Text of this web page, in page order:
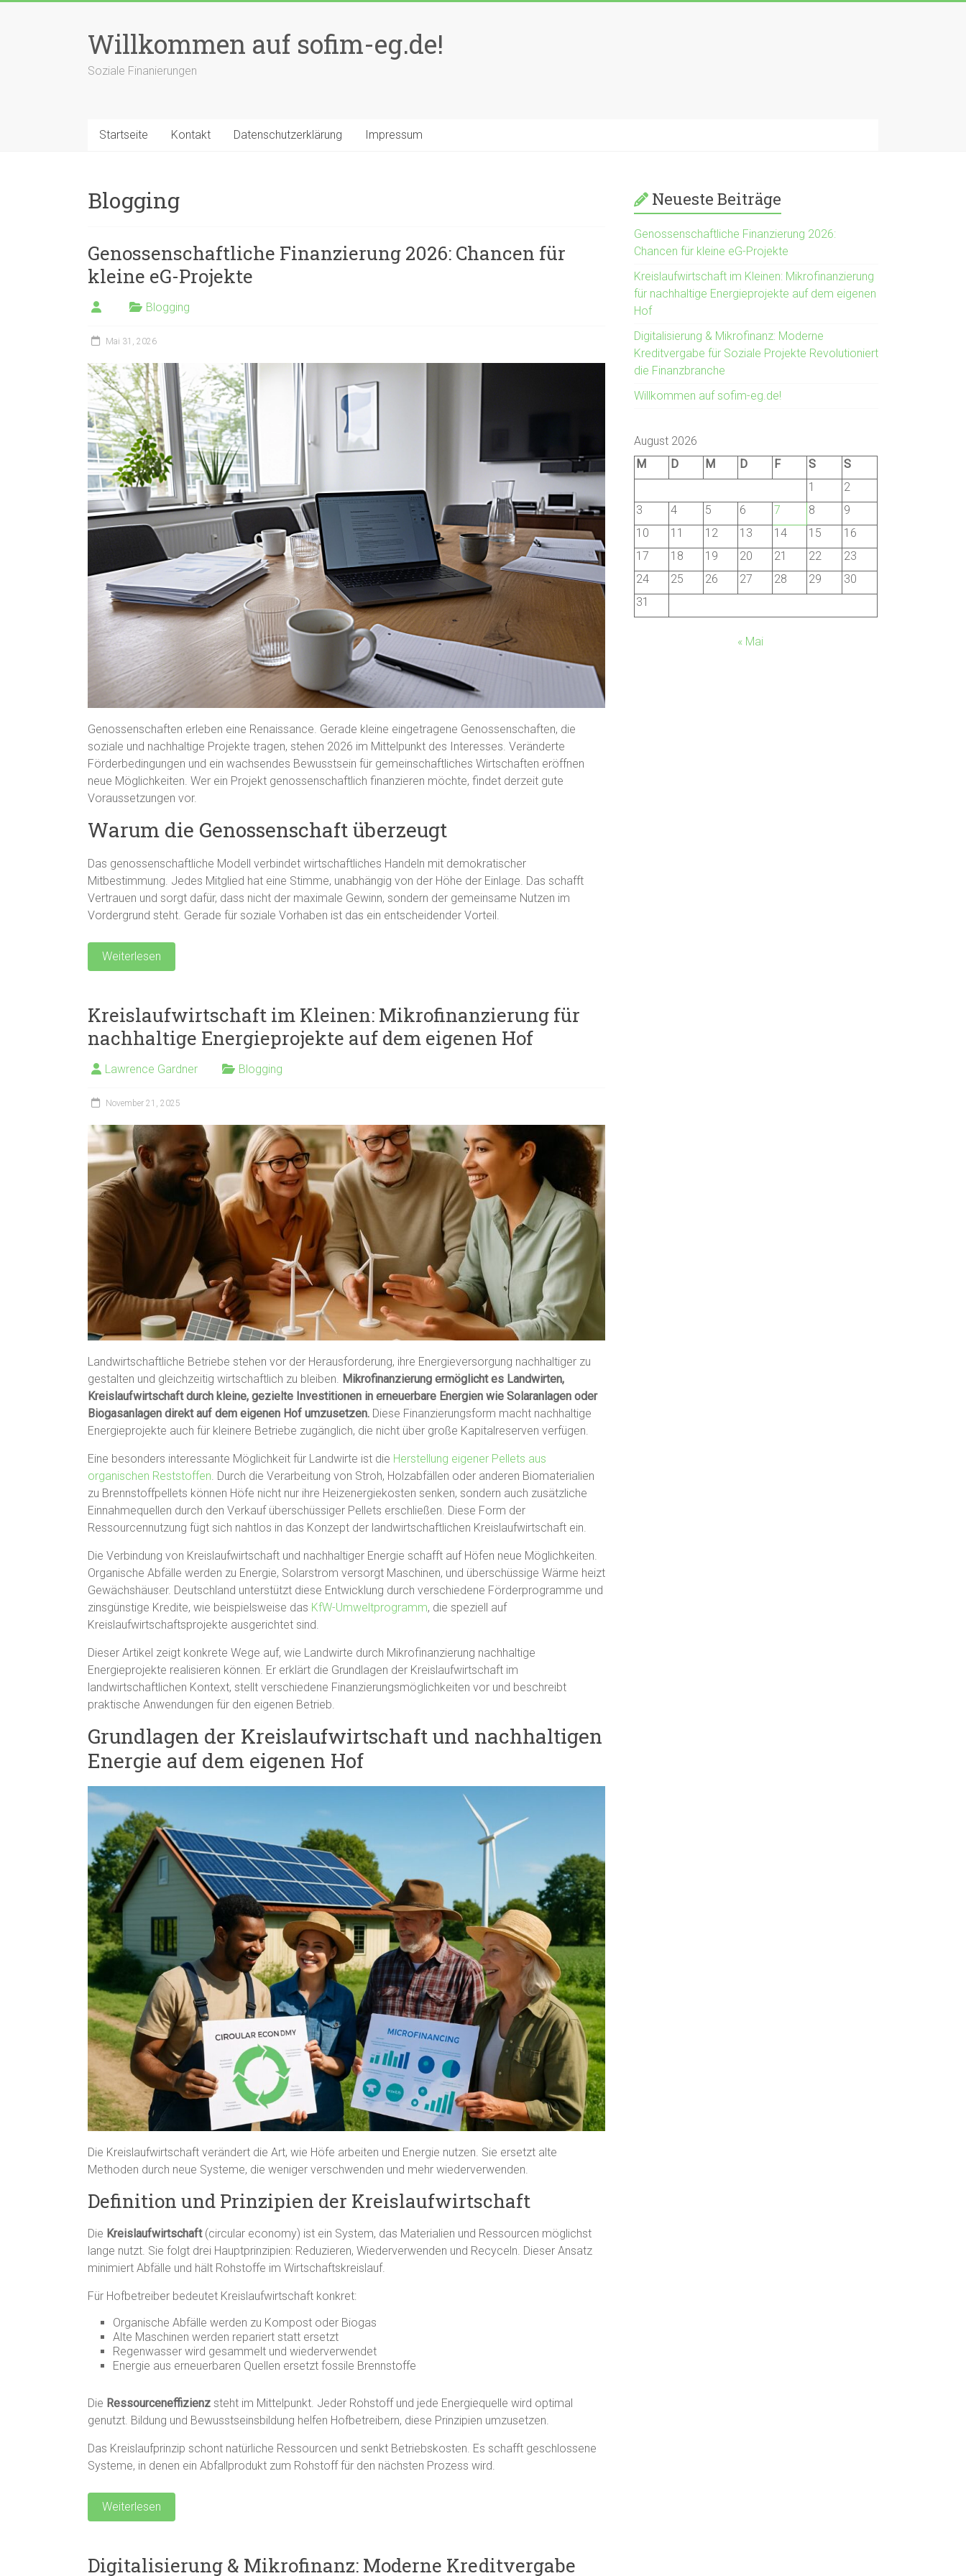
Willkommen auf sofim-eg.de!
Soziale Finanierungen
Startseite Kontakt Datenschutzerklärung Impressum
Blogging
Genossenschaftliche Finanzierung 2026: Chancen für
kleine eG-Projekte
Blogging
Mai 31, 2026
Genossenschaften erleben eine Renaissance. Gerade kleine eingetragene Genossenschaften, die
soziale und nachhaltige Projekte tragen, stehen 2026 im Mittelpunkt des Interesses. Veränderte
Förderbedingungen und ein wachsendes Bewusstsein für gemeinschaftliches Wirtschaften eröffnen
neue Möglichkeiten. Wer ein Projekt genossenschaftlich finanzieren möchte, findet derzeit gute
Voraussetzungen vor.
Warum die Genossenschaft überzeugt
Das genossenschaftliche Modell verbindet wirtschaftliches Handeln mit demokratischer
Mitbestimmung. Jedes Mitglied hat eine Stimme, unabhängig von der Höhe der Einlage. Das schafft
Vertrauen und sorgt dafür, dass nicht der maximale Gewinn, sondern der gemeinsame Nutzen im
Vordergrund steht. Gerade für soziale Vorhaben ist das ein entscheidender Vorteil.
Weiterlesen
Kreislaufwirtschaft im Kleinen: Mikrofinanzierung für
nachhaltige Energieprojekte auf dem eigenen Hof
Lawrence Gardner Blogging
November 21, 2025
Landwirtschaftliche Betriebe stehen vor der Herausforderung, ihre Energieversorgung nachhaltiger zu
gestalten und gleichzeitig wirtschaftlich zu bleiben. Mikrofinanzierung ermöglicht es Landwirten,
Kreislaufwirtschaft durch kleine, gezielte Investitionen in erneuerbare Energien wie Solaranlagen oder
Biogasanlagen direkt auf dem eigenen Hof umzusetzen. Diese Finanzierungsform macht nachhaltige
Energieprojekte auch für kleinere Betriebe zugänglich, die nicht über große Kapitalreserven verfügen.
Eine besonders interessante Möglichkeit für Landwirte ist die Herstellung eigener Pellets aus
organischen Reststoffen. Durch die Verarbeitung von Stroh, Holzabfällen oder anderen Biomaterialien
zu Brennstoffpellets können Höfe nicht nur ihre Heizenergiekosten senken, sondern auch zusätzliche
Einnahmequellen durch den Verkauf überschüssiger Pellets erschließen. Diese Form der
Ressourcennutzung fügt sich nahtlos in das Konzept der landwirtschaftlichen Kreislaufwirtschaft ein.
Die Verbindung von Kreislaufwirtschaft und nachhaltiger Energie schafft auf Höfen neue Möglichkeiten.
Organische Abfälle werden zu Energie, Solarstrom versorgt Maschinen, und überschüssige Wärme heizt
Gewächshäuser. Deutschland unterstützt diese Entwicklung durch verschiedene Förderprogramme und
zinsgünstige Kredite, wie beispielsweise das KfW-Umweltprogramm, die speziell auf
Kreislaufwirtschaftsprojekte ausgerichtet sind.
Dieser Artikel zeigt konkrete Wege auf, wie Landwirte durch Mikrofinanzierung nachhaltige
Energieprojekte realisieren können. Er erklärt die Grundlagen der Kreislaufwirtschaft im
landwirtschaftlichen Kontext, stellt verschiedene Finanzierungsmöglichkeiten vor und beschreibt
praktische Anwendungen für den eigenen Betrieb.
Grundlagen der Kreislaufwirtschaft und nachhaltigen
Energie auf dem eigenen Hof
Die Kreislaufwirtschaft verändert die Art, wie Höfe arbeiten und Energie nutzen. Sie ersetzt alte
Methoden durch neue Systeme, die weniger verschwenden und mehr wiederverwenden.
Definition und Prinzipien der Kreislaufwirtschaft
Die Kreislaufwirtschaft(circular economy) ist ein System, das Materialien und Ressourcen möglichst
lange nutzt. Sie folgt drei Hauptprinzipien: Reduzieren, Wiederverwenden und Recyceln. Dieser Ansatz
minimiert Abfälle und hält Rohstoffe im Wirtschaftskreislauf.
Für Hofbetreiber bedeutet Kreislaufwirtschaft konkret:
Organische Abfälle werden zu Kompost oder Biogas
Alte Maschinen werden repariert statt ersetzt
Regenwasser wird gesammelt und wiederverwendet
Energie aus erneuerbaren Quellen ersetzt fossile Brennstoffe
Die Ressourceneffizienz steht im Mittelpunkt. Jeder Rohstoff und jede Energiequelle wird optimal
genutzt. Bildung und Bewusstseinsbildung helfen Hofbetreibern, diese Prinzipien umzusetzen.
Das Kreislaufprinzip schont natürliche Ressourcen und senkt Betriebskosten. Es schafft geschlossene
Systeme, in denen ein Abfallprodukt zum Rohstoff für den nächsten Prozess wird.
Weiterlesen
Digitalisierung & Mikrofinanz: Moderne Kreditvergabe
Neueste Beiträge
Genossenschaftliche Finanzierung 2026:
Chancen für kleine eG-Projekte
Kreislaufwirtschaft im Kleinen: Mikrofinanzierung
für nachhaltige Energieprojekte auf dem eigenen
Hof
Digitalisierung & Mikrofinanz: Moderne
Kreditvergabe für Soziale Projekte Revolutioniert
die Finanzbranche
Willkommen auf sofim-eg.de!
August 2026
M
D M D F S
S
1
2
3
4 5 6 7 8
9
10
11 12 13 14 15
16
17
18 19 20 21 22
23
24
25 26 27 28 29
30
31
« Mai